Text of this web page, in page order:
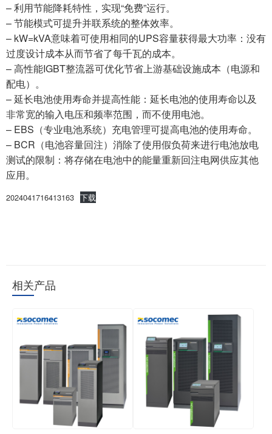
– 利用节能降耗特性，实现“免费”运行。
– 节能模式可提升并联系统的整体效率。
– kW=kVA意味着可使用相同的UPS容量获得最大功率：没有
过度设计成本从而节省了每千瓦的成本。
– 高性能IGBT整流器可优化节省上游基础设施成本（电源和
配电）。
– 延长电池使用寿命并提高性能：延长电池的使用寿命以及
非常宽的输入电压和频率范围，而不使用电池。
– EBS（专业电池系统）充电管理可提高电池的使用寿命。
– BCR（电池容量回注）消除了使用假负荷来进行电池放电
测试的限制：将存储在电池中的能量重新回注电网供应其他
应用。
2024041716413163 下载
相关产品